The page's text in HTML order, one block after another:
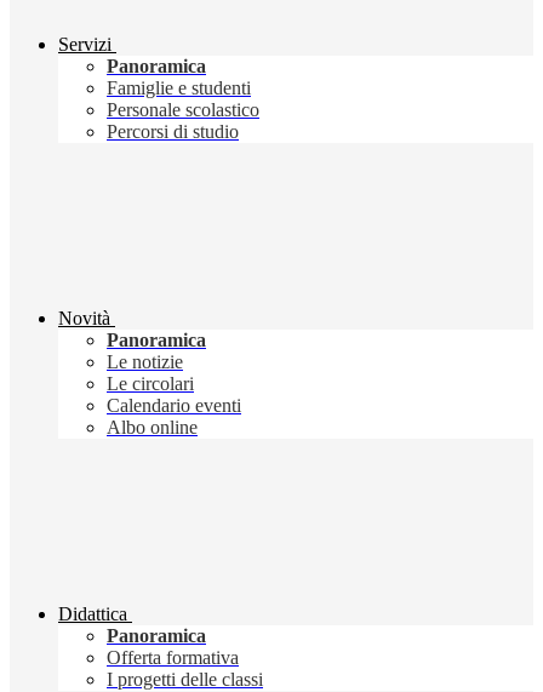
Servizi
Panoramica
Famiglie e studenti
Personale scolastico
Percorsi di studio
Novità
Panoramica
Le notizie
Le circolari
Calendario eventi
Albo online
Didattica
Panoramica
Offerta formativa
I progetti delle classi